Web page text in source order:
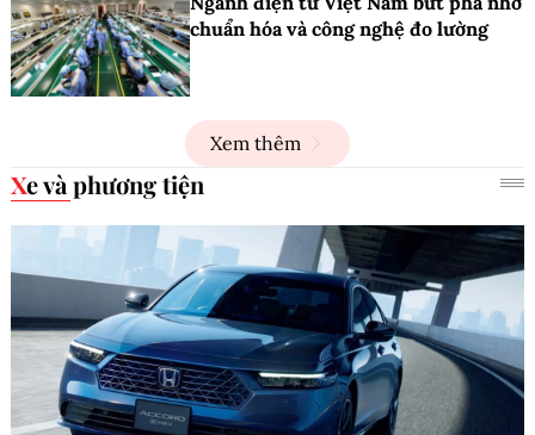
chuẩn hóa và công nghệ đo lường
Xem thêm
Xe và phương tiện